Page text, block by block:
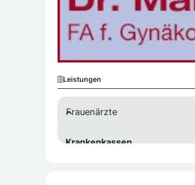
Leistungen
Frauenärzte
Krankenkassen